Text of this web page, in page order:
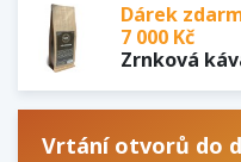
Dárek
7 000 Kč
Zrnková
Vrtání otvorů do